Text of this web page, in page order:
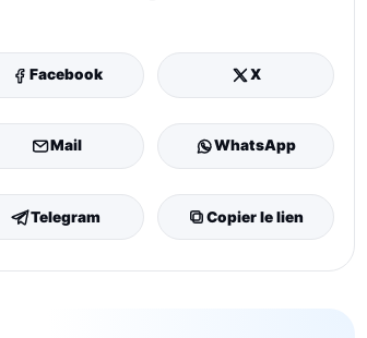
Facebook X
Mail WhatsApp
Telegram Copier le lien